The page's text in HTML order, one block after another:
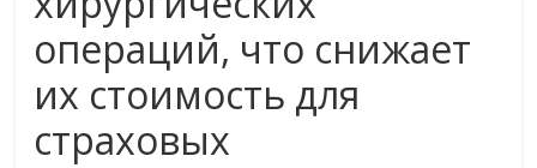
операций, что снижает
их стоимость для
страховых